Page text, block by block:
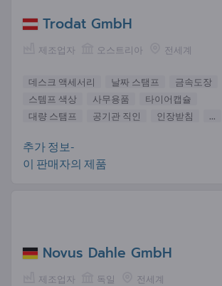
Trodat GmbH
제조업자 오스트리아 전세계
데스크 액세서리 날짜 스탬프
금속도장
스템프 색상
사무용품
타이어캡슐
대량 스탬프
공기관 직인 인장받침 ...
추가 정보-
이 판매자의 제품
Novus Dahle GmbH
제조업자 독일 전세계